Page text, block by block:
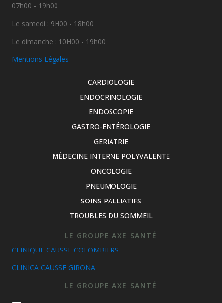
07h00 - 19h00
Le samedi : 9H00 - 18h00
Le dimanche : 10H00 - 19h00
Mentions Légales
CARDIOLOGIE
ENDOCRINOLOGIE
ENDOSCOPIE
GASTRO-ENTÉROLOGIE
GERIATRIE
MÉDECINE INTERNE POLYVALENTE
ONCOLOGIE
PNEUMOLOGIE
SOINS PALLIATIFS
TROUBLES DU SOMMEIL
LE GROUPE AXE SANTÉ
CLINIQUE CAUSSE COLOMBIERS
CLINICA CAUSSE GIRONA
LE GROUPE AXE SANTÉ